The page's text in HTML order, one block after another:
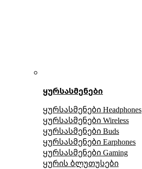
ყურსასმენები
ყურსასმენები Headphones
ყურსასმენები Wireless
ყურსასმენები Buds
ყურსასმენები Earphones
ყურსასმენები Gaming
ყურის ბლუთუსები